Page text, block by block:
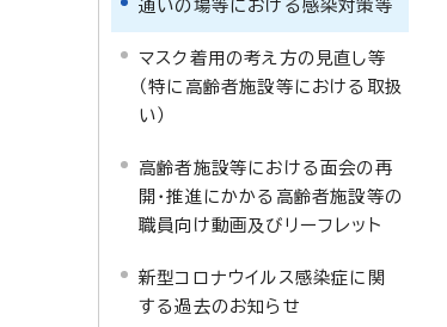
通いの場等における感染対策等
マスク着用の考え方の見直し等
（特に高齢者施設等における取扱
い）
高齢者施設等における面会の再
開・推進にかかる高齢者施設等の
職員向け動画及びリーフレット
新型コロナウイルス感染症に関
する過去のお知らせ